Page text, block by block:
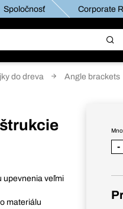
Spoločnosť Corporate
do dreva
Angle brackets
upevnenia veľmi
materiálu
-